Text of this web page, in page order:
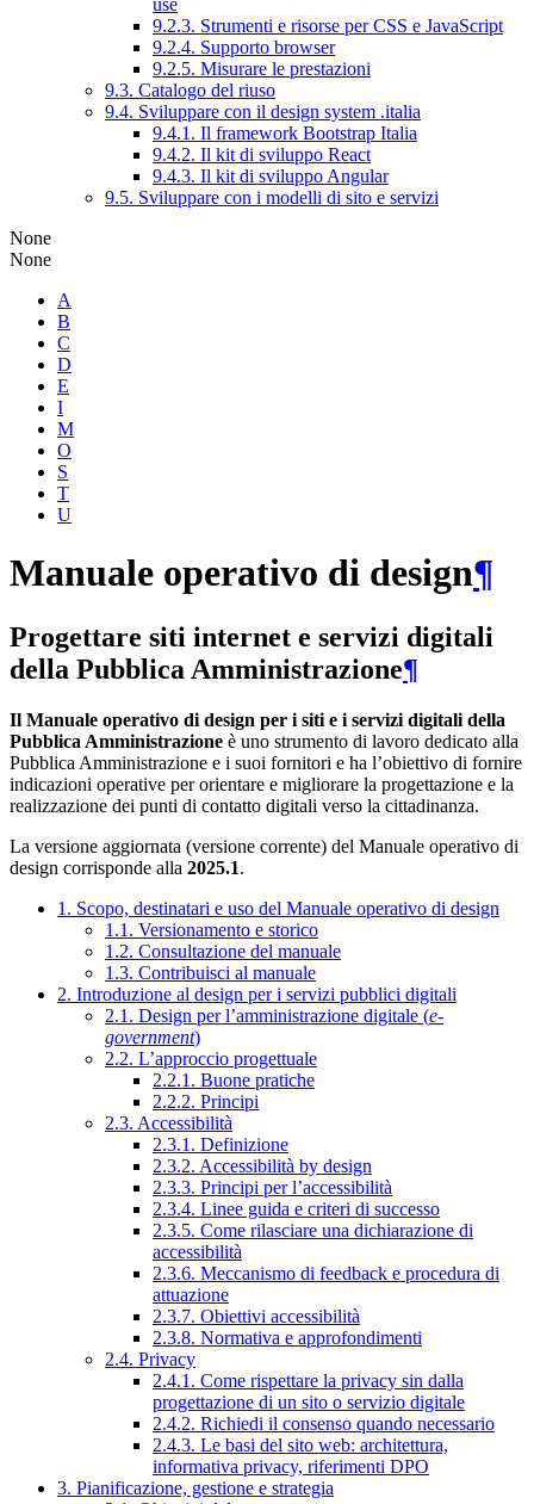
use
9.2.3. Strumenti e risorse per CSS e JavaScript
9.2.4. Supporto browser
9.2.5. Misurare le prestazioni
9.3. Catalogo del riuso
9.4. Sviluppare con il design system .italia
9.4.1. Il framework Bootstrap Italia
9.4.2. Il kit di sviluppo React
9.4.3. Il kit di sviluppo Angular
9.5. Sviluppare con i modelli di sito e servizi
None
None
A
B
C
D
E
I
M
O
S
T
U
Manuale operativo di design¶
Progettare siti internet e servizi digitali
della Pubblica Amministrazione¶
Il Manuale operativo di design per i siti e i servizi digitali della
Pubblica Amministrazione è uno strumento di lavoro dedicato alla
Pubblica Amministrazione e i suoi fornitori e ha l’obiettivo di fornire
indicazioni operative per orientare e migliorare la progettazione e la
realizzazione dei punti di contatto digitali verso la cittadinanza.
La versione aggiornata (versione corrente) del Manuale operativo di
design corrisponde alla 2025.1.
1. Scopo, destinatari e uso del Manuale operativo di design
1.1. Versionamento e storico
1.2. Consultazione del manuale
1.3. Contribuisci al manuale
2. Introduzione al design per i servizi pubblici digitali
2.1. Design per l’amministrazione digitale (e-
government)
2.2. L’approccio progettuale
2.2.1. Buone pratiche
2.2.2. Principi
2.3. Accessibilità
2.3.1. Definizione
2.3.2. Accessibilità by design
2.3.3. Principi per l’accessibilità
2.3.4. Linee guida e criteri di successo
2.3.5. Come rilasciare una dichiarazione di
accessibilità
2.3.6. Meccanismo di feedback e procedura di
attuazione
2.3.7. Obiettivi accessibilità
2.3.8. Normativa e approfondimenti
2.4. Privacy
2.4.1. Come rispettare la privacy sin dalla
progettazione di un sito o servizio digitale
2.4.2. Richiedi il consenso quando necessario
2.4.3. Le basi del sito web: architettura,
informativa privacy, riferimenti DPO
3. Pianificazione, gestione e strategia